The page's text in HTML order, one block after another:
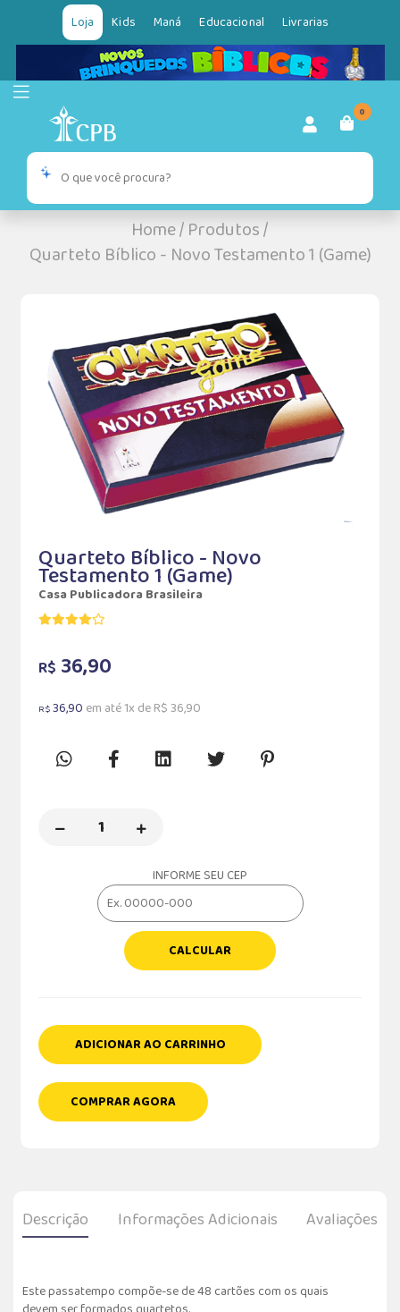
Loja Kids Maná Educacional Livrarias
0
Home/Produtos/
Quarteto Bíblico - Novo Testamento 1 (Game)
Quarteto Bíblico - Novo
Testamento 1 (Game)
Casa Publicadora Brasileira
R$ 36,90
R$36,90 em até 1x de R$ 36,90
INFORME SEU CEP
CALCULAR
ADICIONAR AO CARRINHO
COMPRAR AGORA
Descrição Informações Adicionais Avaliações
Este passatempo compõe-se de 48 cartões com os quais